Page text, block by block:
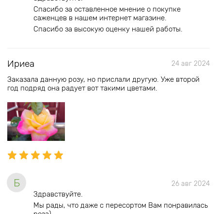
Спасибо за оставленное мнение о покупке
саженцев в нашем интернет магазине.
Спасибо за высокую оценку нашей работы.
Ириеа 24 авг 2024
Заказала данную розу, но прислали другую. Уже второй
год подряд она радует вот такими цветами.
Б 26 авг 2024
Здравствуйте.
Мы рады, что даже с пересортом Вам понравилась